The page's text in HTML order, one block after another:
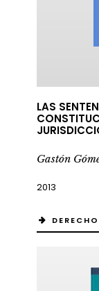
LAS
Gastón
2013
DERECHO